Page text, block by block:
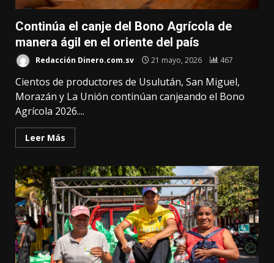
Continúa el canje del Bono Agrícola de
manera ágil en el oriente del país
Redacción Dinero.com.sv 21 mayo, 2026 467
Cientos de productores de Usulután, San Miguel,
Morazán y La Unión continúan canjeando el Bono
Agrícola 2026....
Leer Más